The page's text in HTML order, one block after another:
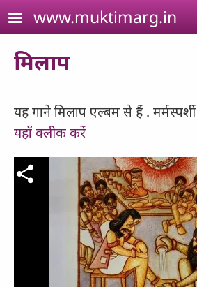
Skip to main content
www.muktimarg.in
मिलाप
यह गाने मिलाप एल्बम से हैं .
यहाँ क्लीक करें